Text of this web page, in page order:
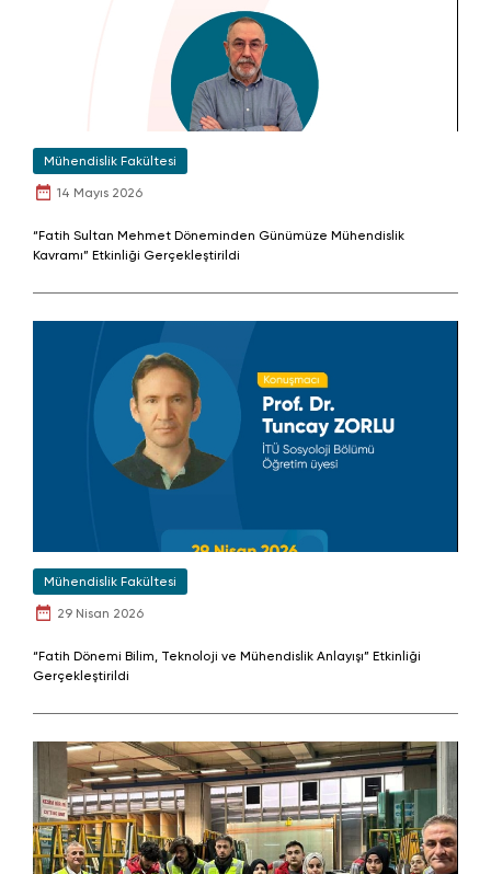
Mühendislik Fakültesi
14 Mayıs 2026
“Fatih Sultan Mehmet Döneminden Günümüze Mühendislik
Kavramı” Etkinliği Gerçekleştirildi
Mühendislik Fakültesi
29 Nisan 2026
“Fatih Dönemi Bilim, Teknoloji ve Mühendislik Anlayışı” Etkinliği
Gerçekleştirildi